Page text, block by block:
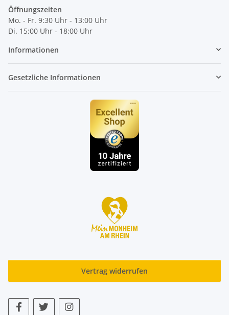
Öffnungszeiten
Mo. - Fr. 9:30 Uhr - 13:00 Uhr
Di. 15:00 Uhr - 18:00 Uhr
Informationen
Gesetzliche Informationen
Vertrag widerrufen